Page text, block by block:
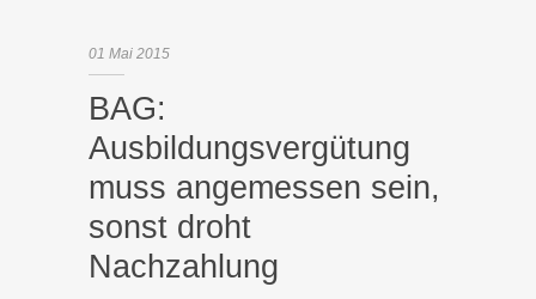
01 Mai 2015
BAG:
Ausbildungsvergütung
muss angemessen sein,
sonst droht
Nachzahlung